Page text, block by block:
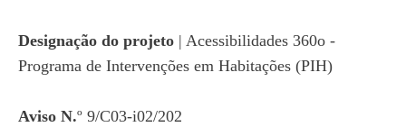
Designação do projeto | Acessibilidades 360o -
Programa de Intervenções em Habitações (PIH)
Aviso N.º 9/C03-i02/202